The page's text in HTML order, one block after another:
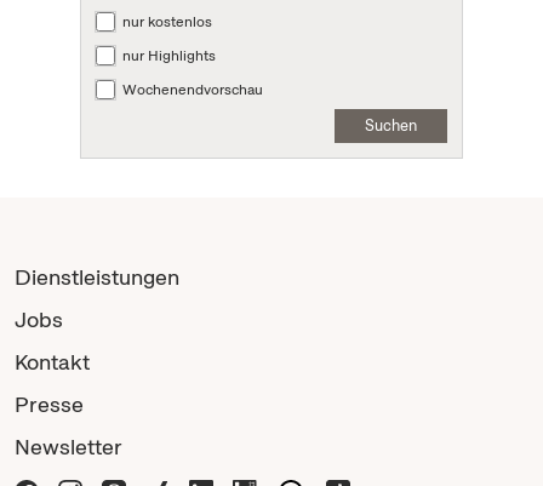
nur kostenlos
nur Highlights
Wochenendvorschau
Suchen
Dienstleistungen
Jobs
Kontakt
Presse
Newsletter